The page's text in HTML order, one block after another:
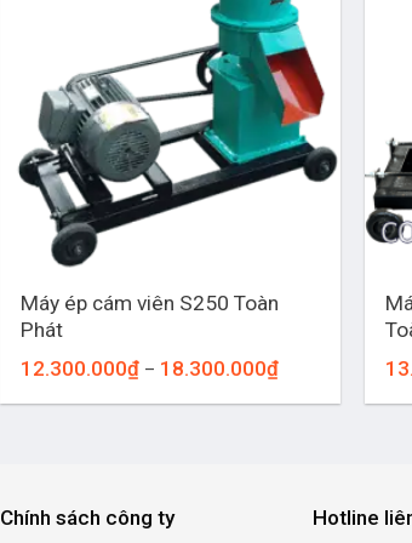
Máy ép cám viên S250 Toàn
Phát
12.300.000₫ – 18.300.000₫Khoảng
từ
Chính sách công ty Hotline